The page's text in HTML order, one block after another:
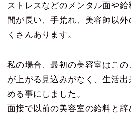
ストレスなどのメンタル面や
間が長い、手荒れ、美容師以
くさんあります。
私の場合、最初の美容室はこ
が上がる見込みがなく、生活
める事にしました。
面接で以前の美容室の給料と辞